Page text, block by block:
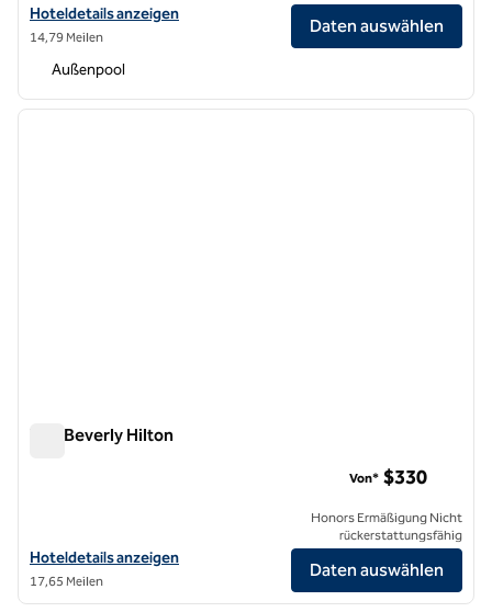
Hoteldetails für das Hilton Los Angeles/Universal City anzeigen
Hoteldetails anzeigen
14,79 Meilen
Daten auswählen
Außenpool
1 von 11
The Beverly Hilton
Hoteldetails für das Beverly Hilton anzeigen
Hoteldetails anzeigen
17,65 Meilen
Von* $330
Honors Ermäßigung Nicht
rückerstattungsfähig
Daten auswählen
1/12